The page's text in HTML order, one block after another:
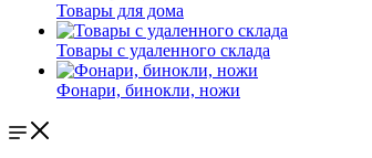
Товары для дома
Товары с удаленного склада
Фонари, бинокли, ножи